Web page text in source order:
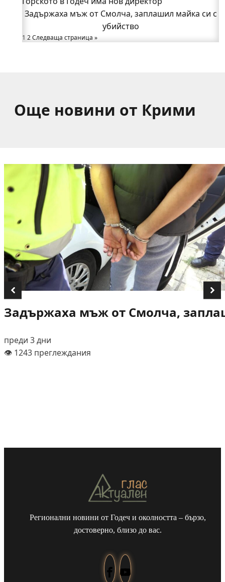
Полицията влиза в селата
Възможни са прекъсвания на тока утре в части
от община Годеч
Задържаха мъж от Смолча, заплашил майка си с
убийство
1 2Следваща страница »
Още новини от Крими
Задържаха мъж от Смолча,
преди 3 дни
👁️ 1243 преглеждания
Регионални новини от Годеч и околността – бързо,
достоверно, близо до вас.